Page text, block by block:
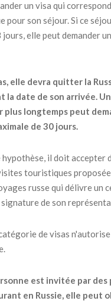
un visa qui
pour son séjour. Si ce
elle peut demander
elle devra quitter la
la date de son arrivée.
plus longtemps peut
de 30 jours.
il doit accepter
touristiques
russe qui délivre un
de son
de visas
est invitée par des
en Russie, elle peut